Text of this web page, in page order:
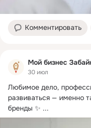
Комментировать
Мой бизнес
30 июл
Любимое дело,
развиваться — именно
бренды ✨ ...